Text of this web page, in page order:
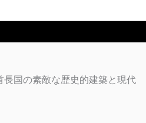
長国の素敵な歴史的建築と現代